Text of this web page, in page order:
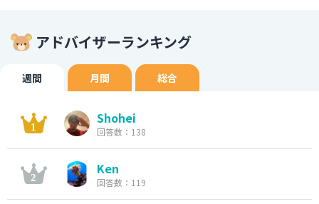
アドバイザーランキング
週間 月間 総合
Shohei
回答数：138
Ken
回答数：119